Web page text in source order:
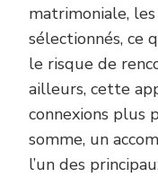
matrimoniale,
sélectionnés, ce
le risque de
ailleurs, cette
connexions plus
somme, un
l’un des